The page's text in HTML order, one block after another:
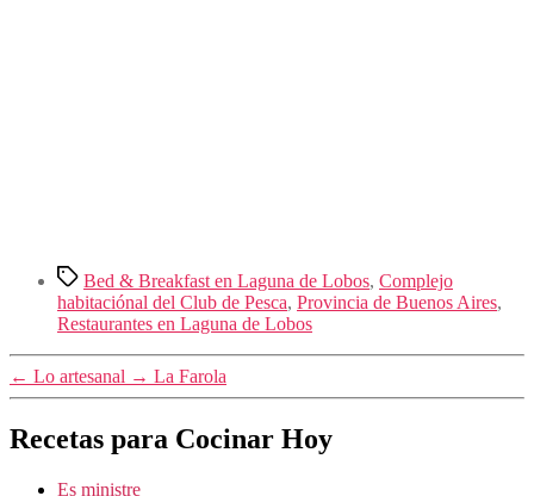
Etiquetas
Bed & Breakfast en Laguna de Lobos, Complejo
habitaciónal del Club de Pesca, Provincia de Buenos Aires,
Restaurantes en Laguna de Lobos
← Lo artesanal → La Farola
Recetas para Cocinar Hoy
Es ministre